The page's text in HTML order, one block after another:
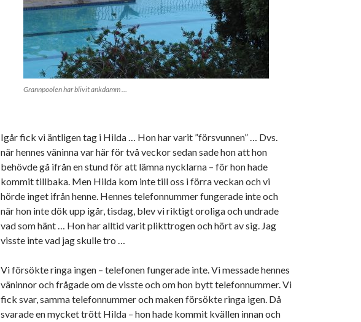
Grannpoolen har blivit ankdamm …
Igår fick vi äntligen tag i Hilda … Hon har varit ”försvunnen” … Dvs.
när hennes väninna var här för två veckor sedan sade hon att hon
behövde gå ifrån en stund för att lämna nycklarna – för hon hade
kommit tillbaka. Men Hilda kom inte till oss i förra veckan och vi
hörde inget ifrån henne. Hennes telefonnummer fungerade inte och
när hon inte dök upp igår, tisdag, blev vi riktigt oroliga och undrade
vad som hänt … Hon har alltid varit plikttrogen och hört av sig. Jag
visste inte vad jag skulle tro …
Vi försökte ringa ingen – telefonen fungerade inte. Vi messade hennes
väninnor och frågade om de visste och om hon bytt telefonnummer. Vi
fick svar, samma telefonnummer och maken försökte ringa igen. Då
svarade en mycket trött Hilda – hon hade kommit kvällen innan och